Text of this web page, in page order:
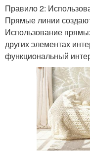
Правило 2:
Прямые линии
Использование
других элементах
функциональный